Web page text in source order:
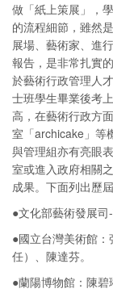
做「紙上策展」，
的流程細節，雖然
展場、藝術家、進
報告，是非常扎實
於藝術行政管理人
士班學生畢業後考
高，在藝術行政方
室「archicake」等
與管理組亦有亮眼
室或進入政府相關
成果。下面列出歷
●文化部藝術發展司
●國立台灣美術館
任）、陳達芬。
●蘭陽博物館：陳碧